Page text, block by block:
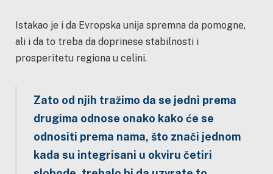
Istakao je i da Evropska unija spremna da pomogne,
ali i da to treba da doprinese stabilnosti i
prosperitetu regiona u celini.
Zato od njih tražimo da se jedni prema
drugima odnose onako kako će se
odnositi prema nama, što znači jednom
kada su integrisani u okviru četiri